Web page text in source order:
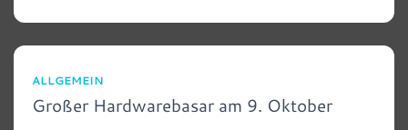
ALLGEMEIN
Großer Hardwarebasar am 9. Oktober